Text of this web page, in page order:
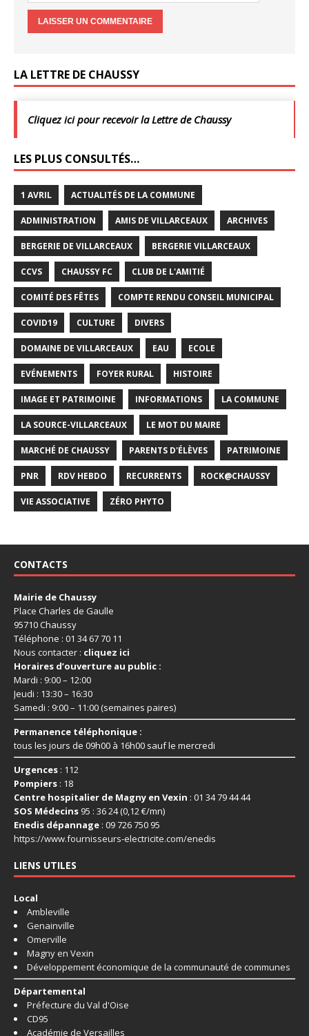
LA LETTRE DE CHAUSSY
Cliquez ici pour recevoir la Lettre de Chaussy
LES PLUS CONSULTÉS…
1 AVRIL ACTUALITÉS DE LA COMMUNE
ADMINISTRATION AMIS DE VILLARCEAUX ARCHIVES
BERGERIE DE VILLARCEAUX BERGERIE VILLARCEAUX
CCVS CHAUSSY FC CLUB DE L'AMITIÉ
COMITÉ DES FÊTES COMPTE RENDU CONSEIL MUNICIPAL
COVID19 CULTURE DIVERS
DOMAINE DE VILLARCEAUX EAU ECOLE
EVÉNEMENTS FOYER RURAL HISTOIRE
IMAGE ET PATRIMOINE INFORMATIONS LA COMMUNE
LA SOURCE-VILLARCEAUX LE MOT DU MAIRE
MARCHÉ DE CHAUSSY PARENTS D'ÉLÈVES PATRIMOINE
PNR RDV HEBDO RECURRENTS ROCK@CHAUSSY
VIE ASSOCIATIVE ZÉRO PHYTO
CONTACTS
Mairie de Chaussy
Place Charles de Gaulle
95710 Chaussy
Téléphone : 01 34 67 70 11
Nous contacter : cliquez ici
Horaires d’ouverture au public :
Mardi : 9:00 – 12:00
Jeudi : 13:30 – 16:30
Samedi : 9:00 – 11:00 (semaines paires)
Permanence téléphonique :
tous les jours de 09h00 à 16h00 sauf le mercredi
Urgences : 112
Pompiers : 18
Centre hospitalier de Magny en Vexin : 01 34 79 44 44
SOS Médecins 95 : 36 24 (0,12 €/mn)
Enedis dépannage : 09 726 750 95
https://www.fournisseurs-electricite.com/enedis
LIENS UTILES
Local
Ambleville
Genainville
Omerville
Magny en Vexin
Développement économique de la communauté de communes
Départemental
Préfecture du Val d'Oise
CD95
Académie de Versailles